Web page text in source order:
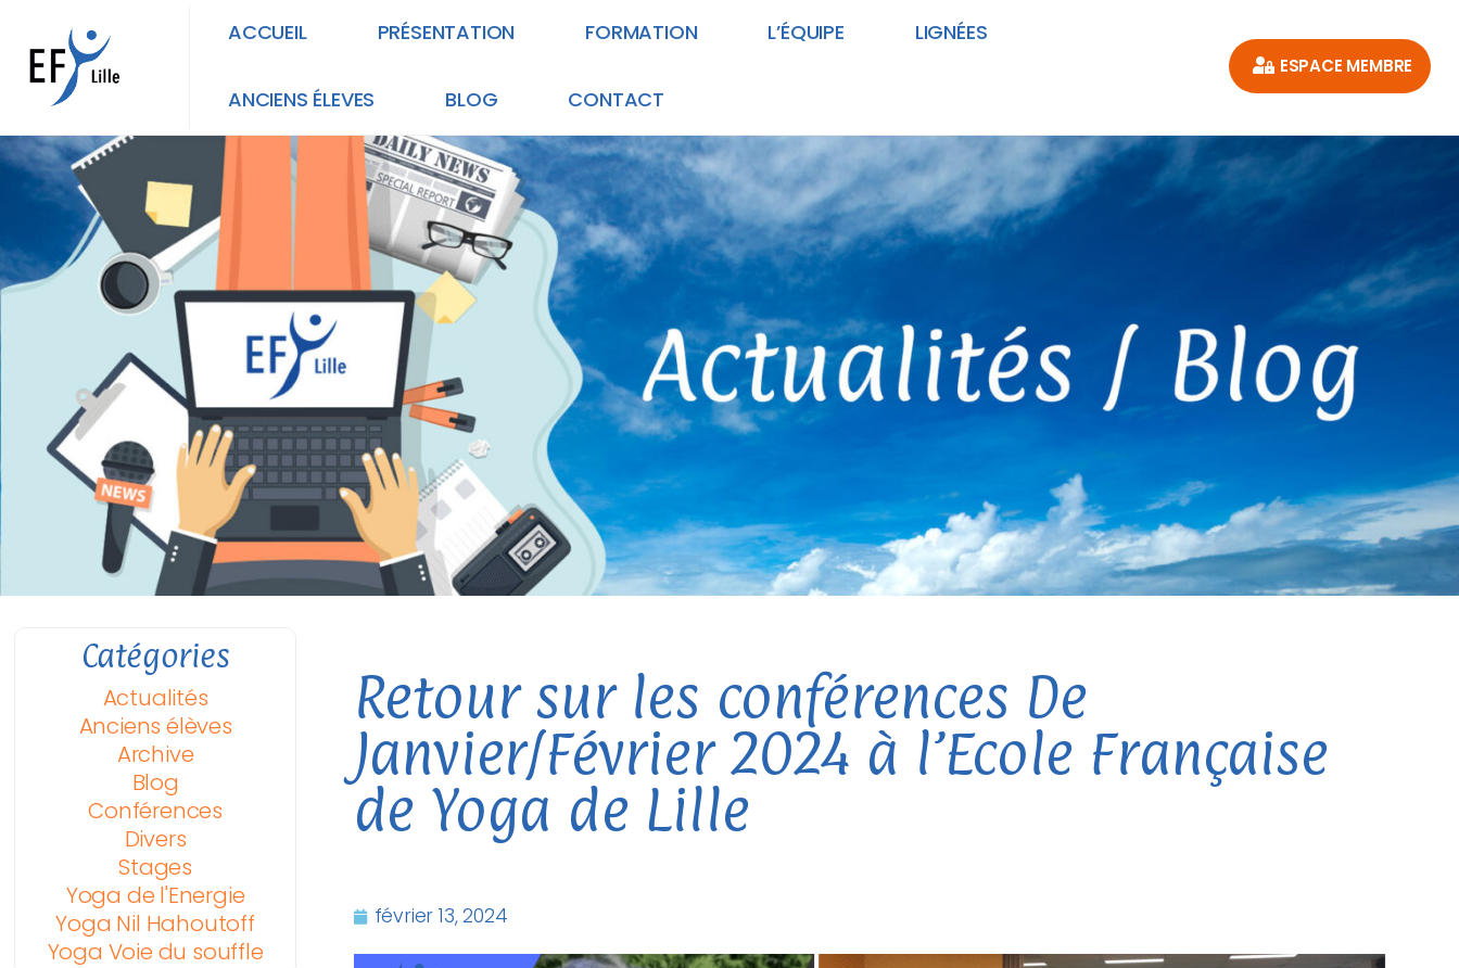
ACCUEIL PRÉSENTATION FORMATION L’ÉQUIPE LIGNÉES
ANCIENS ÉLEVES BLOG CONTACT
ESPACE MEMBRE
Catégories
Actualités
Anciens élèves
Archive
Blog
Conférences
Divers
Stages
Yoga de l'Energie
Yoga Nil Hahoutoff
Yoga Voie du souffle
Retour sur les conférences De
Janvier/Février 2024 à l’Ecole Française
de Yoga de Lille
février 13, 2024